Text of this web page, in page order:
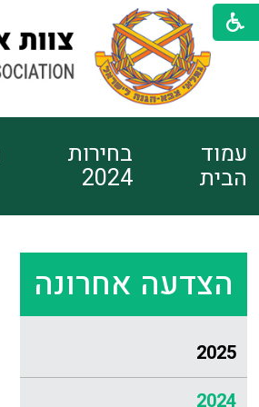
עמוד
הבית
בחירות
2024
הצדעה אחרונה
2025
2024